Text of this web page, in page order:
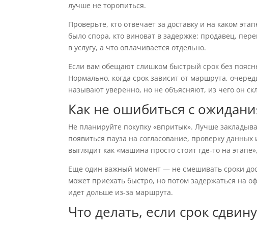
лучше не торопиться.
Проверьте, кто отвечает за доставку и на каком
было спора, кто виноват в задержке: продавец,
в услугу, а что оплачивается отдельно.
Если вам обещают слишком быстрый срок без
Нормально, когда срок зависит от маршрута,
называют уверенно, но не объясняют, из чего он
Как не ошибиться с
Не планируйте покупку «впритык». Лучше
появиться пауза на согласование, проверку
выглядит как «машина просто стоит где-то на
Еще один важный момент — не смешивать сроки
может приехать быстро, но потом задержаться на
идет дольше из-за маршрута.
Что делать, если срок